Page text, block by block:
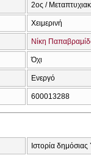
2ος /
Χειμερινή
Νίκη
Όχι
Ενεργό
600013288
Ιστορία δημόσιας